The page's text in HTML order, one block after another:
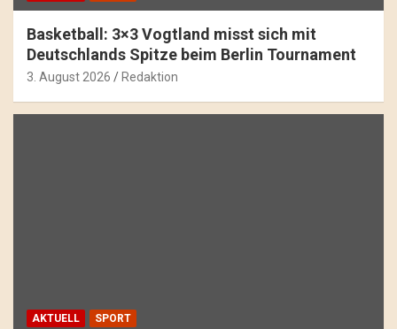
Basketball: 3×3 Vogtland misst sich mit
Deutschlands Spitze beim Berlin Tournament
3. August 2026 Redaktion
AKTUELL SPORT